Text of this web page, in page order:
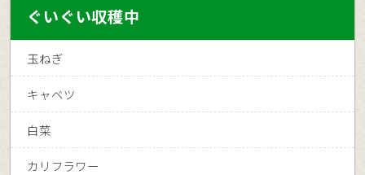
ぐいぐい収穫中
玉ねぎ
キャベツ
白菜
カリフラワー